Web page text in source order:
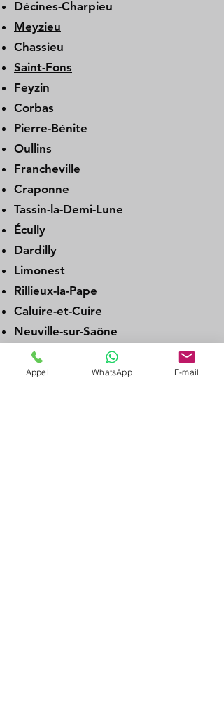
Décines-Charpieu
Meyzieu
Chassieu
Saint-Fons
Feyzin
Corbas
Pierre-Bénite
Oullins
Francheville
Craponne
Tassin-la-Demi-Lune
Écully
Dardilly
Limonest
Rillieux-la-Pape
Caluire-et-Cuire
Neuville-sur-Saône
Genay
Albigny-sur-Saône
Appel WhatsApp E-mail